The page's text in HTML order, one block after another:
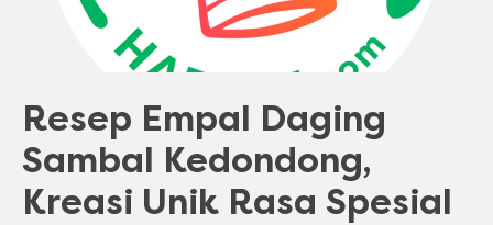
Resep Empal Daging
Sambal Kedondong,
Kreasi Unik Rasa Spesial